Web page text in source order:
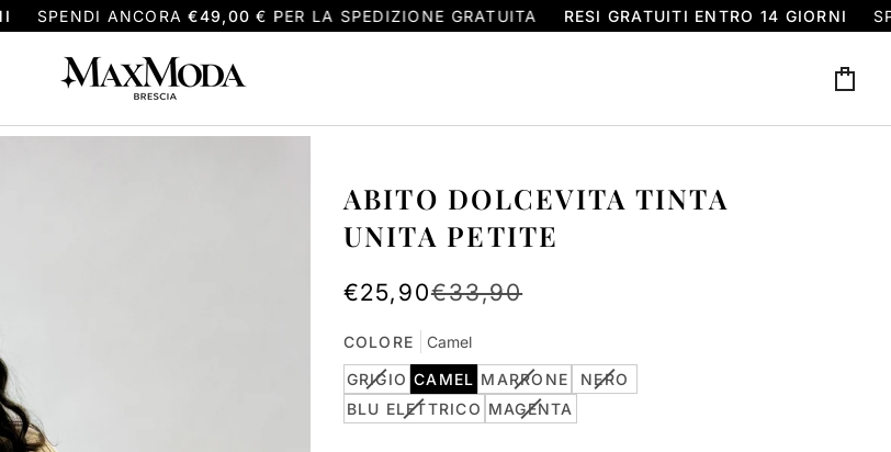
SPENDI ANCORA€49,00€ PER LA SPEDIZIONE GRATUITA RESI GRATUITI ENTRO 14 GIORNI
ABITO DOLCEVITA TINTA
UNITA PETITE
€25,90€33,90
COLORE Camel
GRIGIOVARIANTE
ESAURITA
O
CAMEL MARRONEVARIANTE
ESAURITA
O
NEROVARIANTE
BLU ELETTRICO
VARIANTEMAGENTAVARIANTE